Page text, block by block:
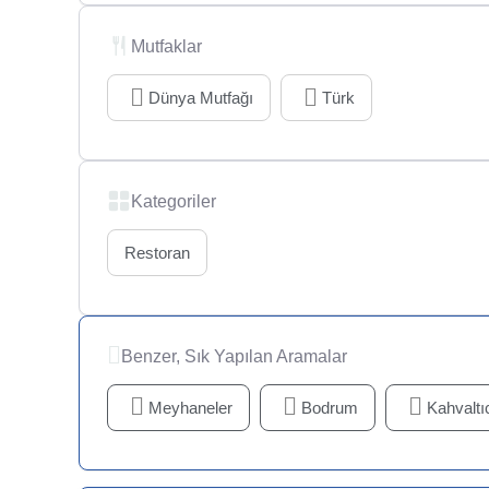
Mutfaklar
Dünya Mutfağı Türk
Kategoriler
Restoran
Benzer, Sık Yapılan Aramalar
Meyhaneler Bodrum